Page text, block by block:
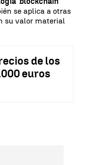
se aplica a otras
su valor material
de los
euros